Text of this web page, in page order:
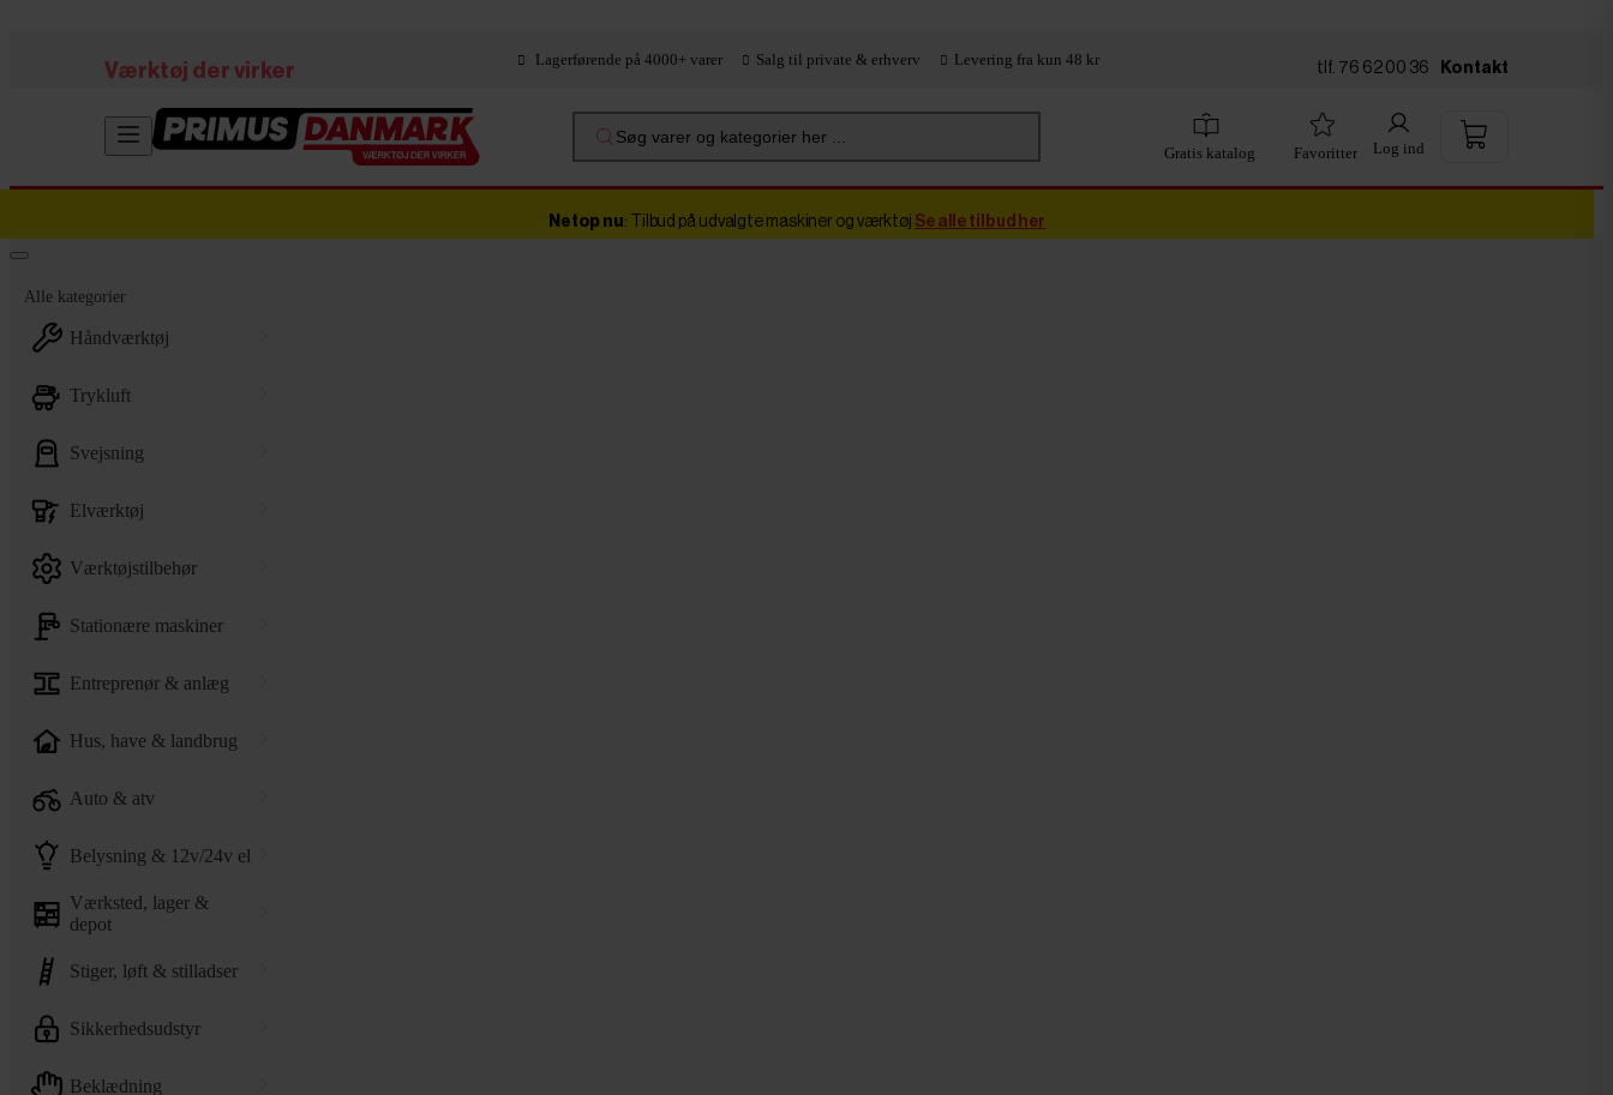
Værktøj der virker
Lagerførende på 4000+ varer Salg til private & erhverv Levering fra kun 48 kr tlf. 76 62 00 36 Kontakt
Søg varer og kategorier her ...
Gratis katalog Favoritter Log ind
Netop nu: Tilbud på udvalgte maskiner og værktøj Se alle tilbud her
Alle kategorier
håndværktøj
trykluft
svejsning
elværktøj
værktøjstilbehør
stationære maskiner
entreprenør & anlæg
hus, have & landbrug
auto & atv
belysning & 12v/24v el
værksted, lager &
depot
stiger, løft & stilladser
sikkerhedsudstyr
beklædning